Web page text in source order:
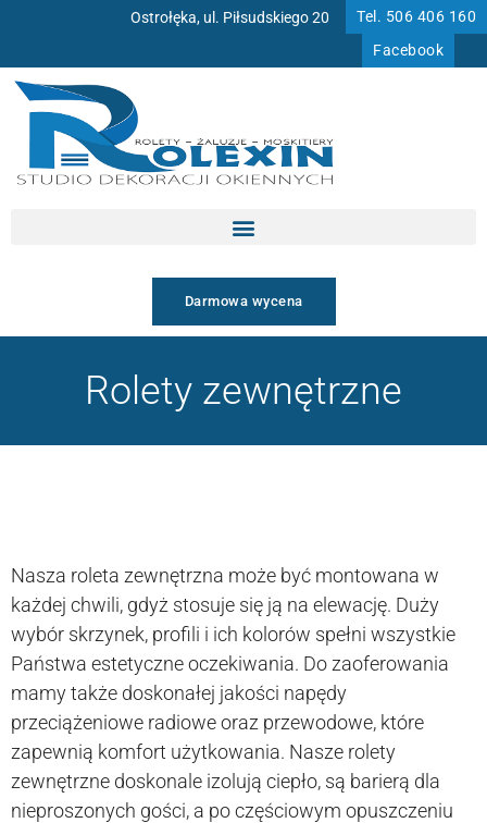
treści
Ostrołęka, ul. Piłsudskiego 20
Tel. 506 406 160
Facebook
Darmowa wycena
Rolety zewnętrzne
Nasza roleta zewnętrzna może być montowana w
każdej chwili, gdyż stosuje się ją na elewację. Duży
wybór skrzynek, profili i ich kolorów spełni wszystkie
Państwa estetyczne oczekiwania. Do zaoferowania
mamy także doskonałej jakości napędy
przeciążeniowe radiowe oraz przewodowe, które
zapewnią komfort użytkowania. Nasze rolety
zewnętrzne doskonale izolują ciepło, są barierą dla
nieproszonych gości, a po częściowym opuszczeniu